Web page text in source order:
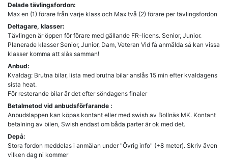
Delade tävlingsfordon:
Max en (1) förare från varje klass och Max två (2) förare per tävlingsfordon
Deltagare, klasser:
Tävlingen är öppen för förare med gällande FR-licens. Senior, Junior.
Planerade klasser Senior, Junior, Dam, Veteran Vid få anmälda så kan vissa
klasser komma att slås samman!
Anbud:
Kvaldag: Brutna bilar, lista med brutna bilar anslås 15 min efter kvaldagens
sista heat.
För resterande bilar är det efter söndagens finaler
Betalmetod vid anbudsförfarande :
Anbudslappen kan köpas kontant eller med swish av Bollnäs MK. Kontant
betalning av bilen, Swish endast om båda parter är ok med det.
Depå:
Stora fordon meddelas i anmälan under "Övrig info" (+8 meter). Skriv även
vilken dag ni kommer